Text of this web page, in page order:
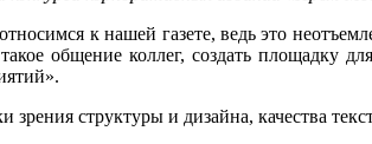
к нашей газете, ведь это
такое общение коллег, создать
зрения структуры и дизайна, качества